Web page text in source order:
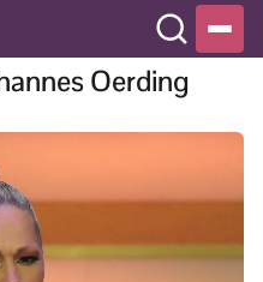
Oerding